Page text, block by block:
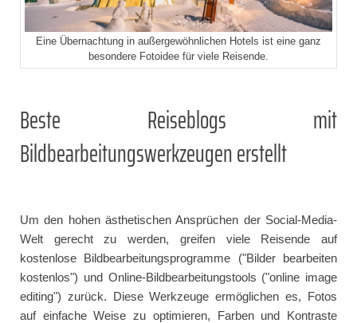
Eine Übernachtung in außergewöhnlichen Hotels ist eine ganz
besondere Fotoidee für viele Reisende.
Beste Reiseblogs mit
Bildbearbeitungswerkzeugen erstellt
Um den hohen ästhetischen Ansprüchen der Social-Media-
Welt gerecht zu werden, greifen viele Reisende auf
kostenlose Bildbearbeitungsprogramme ("Bilder bearbeiten
kostenlos") und Online-Bildbearbeitungstools ("online image
editing") zurück. Diese Werkzeuge ermöglichen es, Fotos
auf einfache Weise zu optimieren, Farben und Kontraste